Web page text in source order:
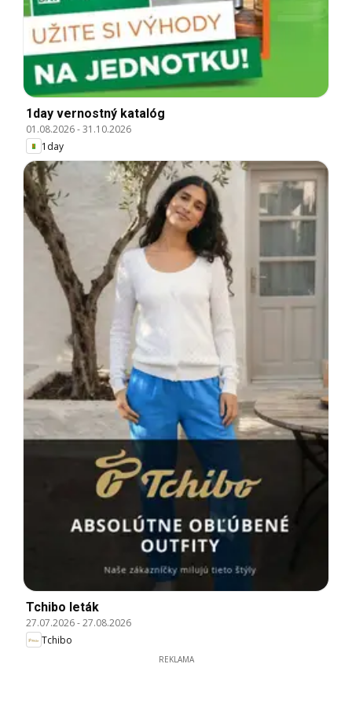
1day vernostný katalóg
01.08.2026-31.10.2026
1day
Tchibo leták
27.07.2026-27.08.2026
Tchibo
REKLAMA